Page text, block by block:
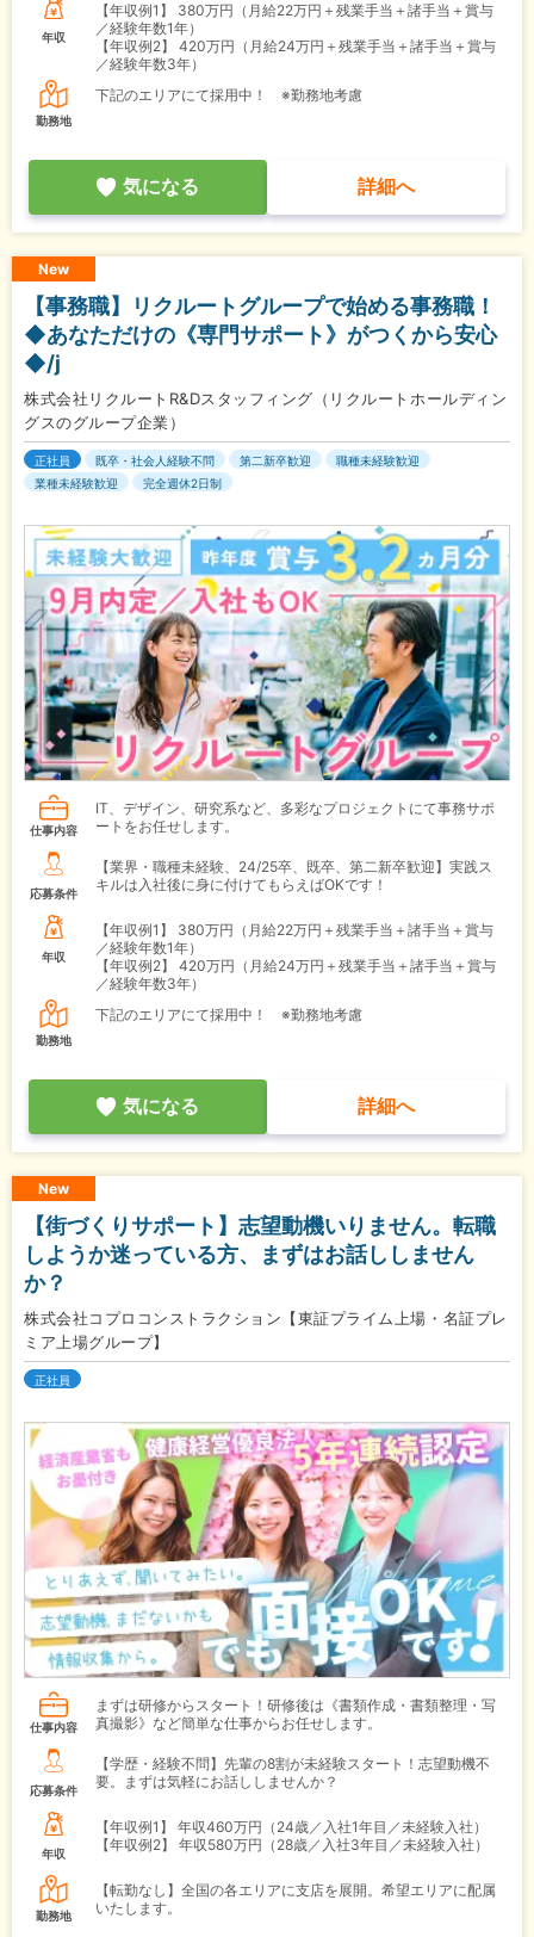
年収
【年収例1】
380万円（月給22万円＋残業手当＋諸手当＋賞与
／経験年数1年）
【年収例2】
420万円（月給24万円＋残業手当＋諸手当＋賞与
／経験年数3年）
勤務地
下記のエリアにて採用中！ ※勤務地考慮
気になる 詳細へ
New
【事務職】リクルートグループで始める事務職！
◆あなただけの《専門サポート》がつくから安心
◆/j
株式会社リクルートR&Dスタッフィング（リクルートホールディン
グスのグループ企業）
正社員 既卒・社会人経験不問 第二新卒歓迎
職種未経験歓迎
業種未経験歓迎
完全週休2日制
仕事内容
IT、デザイン、研究系など、多彩なプロジェクトにて事務サポ
ートをお任せします。
応募条件
【業界・職種未経験、24/25卒、既卒、第二新卒歓迎】実践ス
キルは入社後に身に付けてもらえばOKです！
年収
【年収例1】
380万円（月給22万円＋残業手当＋諸手当＋賞与
／経験年数1年）
【年収例2】
420万円（月給24万円＋残業手当＋諸手当＋賞与
／経験年数3年）
勤務地
下記のエリアにて採用中！ ※勤務地考慮
気になる 詳細へ
New
【街づくりサポート】志望動機いりません。転職
しようか迷っている方、まずはお話ししません
か？
株式会社コプロコンストラクション【東証プライム上場・名証プレ
ミア上場グループ】
正社員
仕事内容
まずは研修からスタート！研修後は《書類作成・書類整理・写
真撮影》など簡単な仕事からお任せします。
応募条件
【学歴・経験不問】先輩の8割が未経験スタート！志望動機不
要。まずは気軽にお話ししませんか？
年収
【年収例1】
年収460万円（24歳／入社1年目／未経験入社）
【年収例2】
年収580万円（28歳／入社3年目／未経験入社）
勤務地
【転勤なし】全国の各エリアに支店を展開。希望エリアに配属
いたします。